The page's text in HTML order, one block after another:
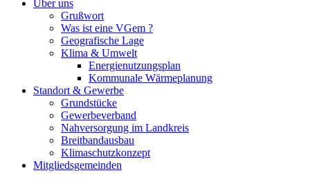
Über uns
Grußwort
Was ist eine VGem ?
Geografische Lage
Klima & Umwelt
Energienutzungsplan
Kommunale Wärmeplanung
Standort & Gewerbe
Grundstücke
Gewerbeverband
Nahversorgung im Landkreis
Breitbandausbau
Klimaschutzkonzept
Mitgliedsgemeinden